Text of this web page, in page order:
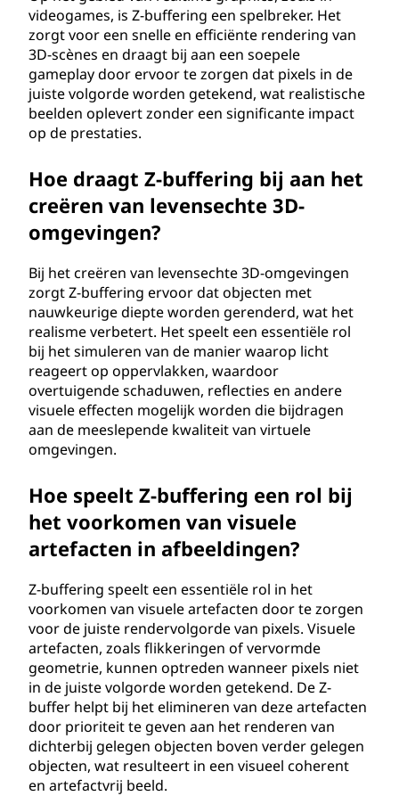
videogames, is Z-buffering een spelbreker. Het
zorgt voor een snelle en efficiënte rendering van
3D-scènes en draagt bij aan een soepele
gameplay door ervoor te zorgen dat pixels in de
juiste volgorde worden getekend, wat realistische
beelden oplevert zonder een significante impact
op de prestaties.
Hoe draagt Z-buffering bij aan het
creëren van levensechte 3D-
omgevingen?
Bij het creëren van levensechte 3D-omgevingen
zorgt Z-buffering ervoor dat objecten met
nauwkeurige diepte worden gerenderd, wat het
realisme verbetert. Het speelt een essentiële rol
bij het simuleren van de manier waarop licht
reageert op oppervlakken, waardoor
overtuigende schaduwen, reflecties en andere
visuele effecten mogelijk worden die bijdragen
aan de meeslepende kwaliteit van virtuele
omgevingen.
Hoe speelt Z-buffering een rol bij
het voorkomen van visuele
artefacten in afbeeldingen?
Z-buffering speelt een essentiële rol in het
voorkomen van visuele artefacten door te zorgen
voor de juiste rendervolgorde van pixels. Visuele
artefacten, zoals flikkeringen of vervormde
geometrie, kunnen optreden wanneer pixels niet
in de juiste volgorde worden getekend. De Z-
buffer helpt bij het elimineren van deze artefacten
door prioriteit te geven aan het renderen van
dichterbij gelegen objecten boven verder gelegen
objecten, wat resulteert in een visueel coherent
en artefactvrij beeld.